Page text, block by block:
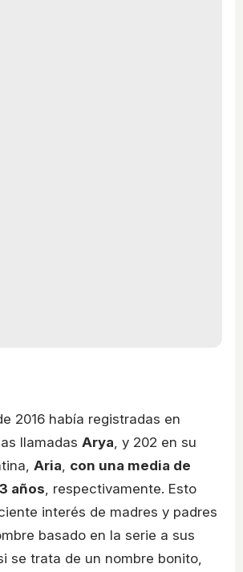
2016 había registradas en
llamadas Arya , y 202 en su
Aria con una media de
años , respectivamente. Esto
interés de madres y padres
basado en la serie a sus
se trata de un nombre bonito,